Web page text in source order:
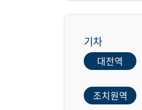
기차
대전역
조치원역